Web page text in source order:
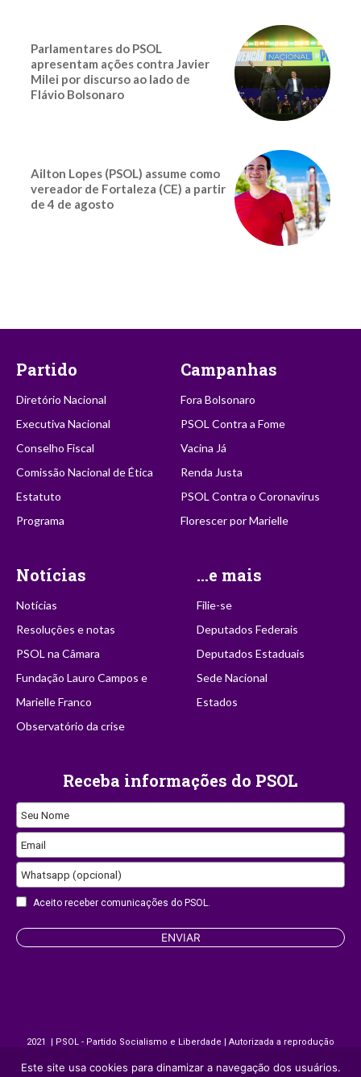
Parlamentares do PSOL
apresentam ações contra Javier
Milei por discurso ao lado de
Flávio Bolsonaro
Ailton Lopes (PSOL) assume como
vereador de Fortaleza (CE) a partir
de 4 de agosto
Partido
Diretório Nacional
Executiva Nacional
Conselho Fiscal
Comissão Nacional de Ética
Estatuto
Programa
Campanhas
Fora Bolsonaro
PSOL Contra a Fome
Vacina Já
Renda Justa
PSOL Contra o Coronavírus
Florescer por Marielle
Notícias
Notícias
Resoluções e notas
PSOL na Câmara
Fundação Lauro Campos e
Marielle Franco
Observatório da crise
...e mais
Filie-se
Deputados Federais
Deputados Estaduais
Sede Nacional
Estados
Receba informações do PSOL
Seu Nome
Website
URL
Email
Whatsapp (opcional)
Aceito receber comunicações do PSOL.
ENVIAR
2021 | PSOL - Partido Socialismo e Liberdade | Autorizada a reprodução
desde que citada a fonte.
Este site usa cookies para dinamizar a navegação dos usuários.